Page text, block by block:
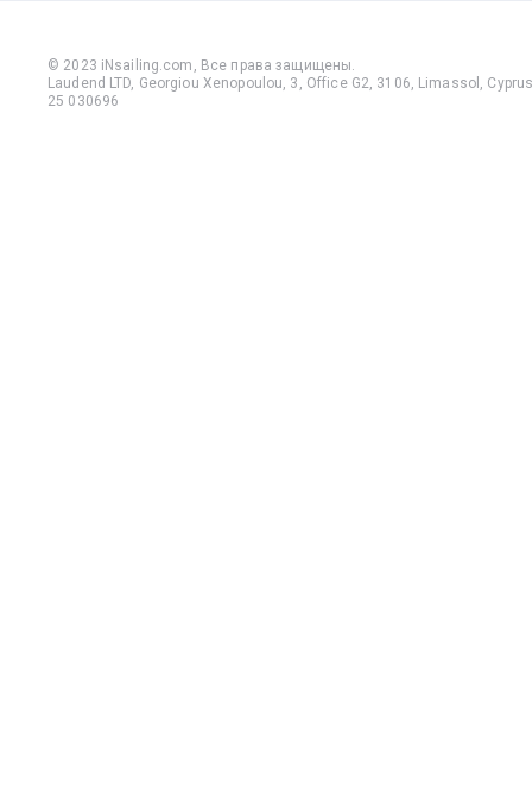
© 2023 iNsailing.com, Все права защищены.
Laudend LTD, Georgiou Xenopoulou, 3, Office G2, 3106, Limassol,
25 030696